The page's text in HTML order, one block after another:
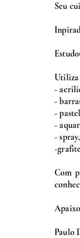
Seu
Utiliza
-
-
-
-
- spray,
-
Com
Paulo